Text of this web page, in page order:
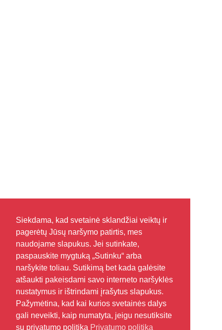
Siekdama, kad svetainė sklandžiai veiktų ir
pagerėtų Jūsų naršymo patirtis, mes
naudojame slapukus. Jei sutinkate,
paspauskite mygtuką „Sutinku“ arba
naršykite toliau. Sutikimą bet kada galėsite
atšaukti pakeisdami savo interneto naršyklės
nustatymus ir ištrindami įrašytus slapukus.
Pažymėtina, kad kai kurios svetainės dalys
gali neveikti, kaip numatyta, jeigu nesutiksite
su privatumo politika Privatumo politika